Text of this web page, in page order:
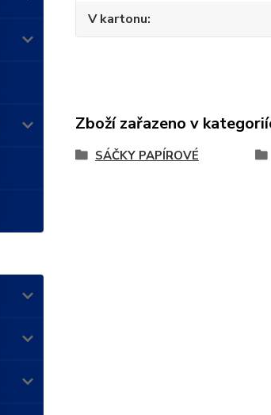
V kartonu
Zboží zařazeno v
SÁČKY PAPÍROVÉ